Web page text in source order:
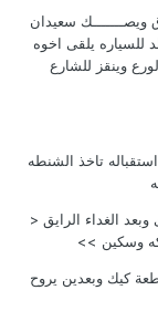
سعيدان
يلقى اخوه
وينقز للشارع
تاخذ الشنطه
الغداء الرايق <
وسكين >>
كيك وبعدين يروح